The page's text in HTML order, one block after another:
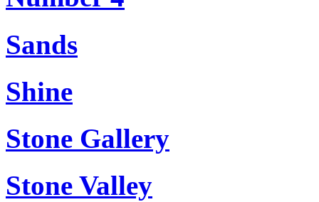
Sands
Shine
Stone Gallery
Stone Valley